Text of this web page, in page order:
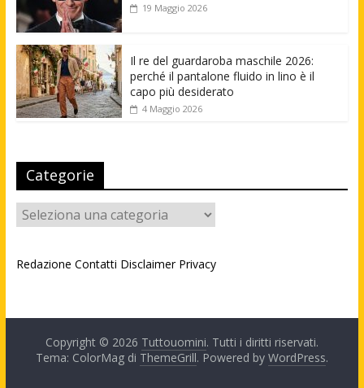
19 Maggio 2026
Il re del guardaroba maschile 2026:
perché il pantalone fluido in lino è il
capo più desiderato
4 Maggio 2026
Categorie
Categorie
Redazione Contatti Disclaimer Privacy
Copyright © 2026 Tuttouomini. Tutti i diritti riservati.
Tema: ColorMag di ThemeGrill. Powered by WordPress.